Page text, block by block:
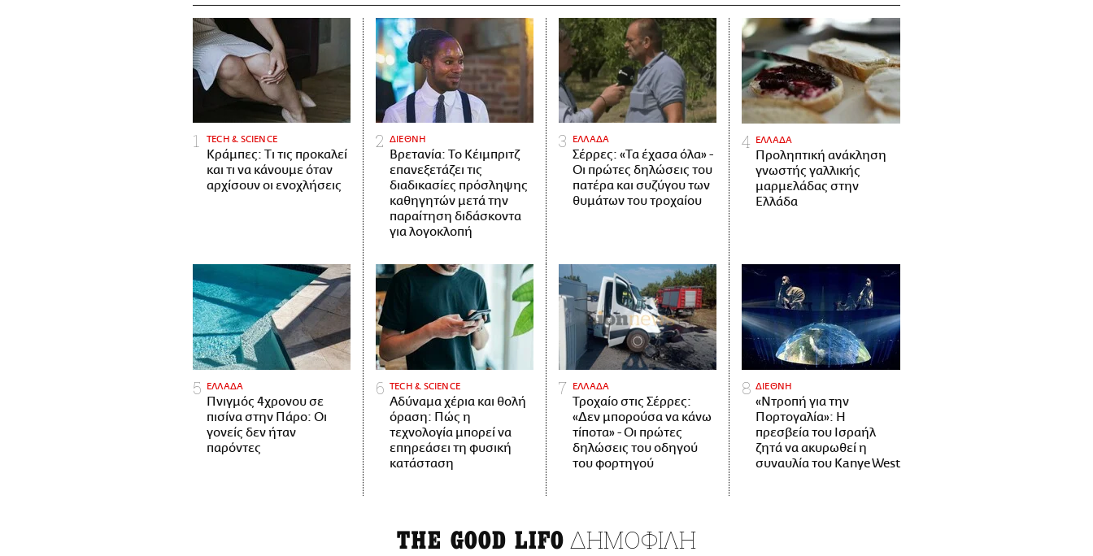
ΤECH & SCIENCE
Κράμπες: Τι τις προκαλεί
και τι να κάνουμε όταν
αρχίσουν οι ενοχλήσεις
ΔΙΕΘΝΗ
Βρετανία: Το Κέιμπριτζ
επανεξετάζει τις
διαδικασίες πρόσληψης
καθηγητών μετά την
παραίτηση διδάσκοντα
για λογοκλοπή
ΕΛΛΑΔΑ
Σέρρες: «Τα έχασα όλα» -
Οι πρώτες δηλώσεις του
πατέρα και συζύγου των
θυμάτων του τροχαίου
ΕΛΛΑΔΑ
Προληπτική ανάκληση
γνωστής γαλλικής
μαρμελάδας στην
Ελλάδα
ΕΛΛΑΔΑ
Πνιγμός 4χρονου σε
πισίνα στην Πάρο: Οι
γονείς δεν ήταν
παρόντες
ΤECH & SCIENCE
Αδύναμα χέρια και θολή
όραση: Πώς η
τεχνολογία μπορεί να
επηρεάσει τη φυσική
κατάσταση
ΕΛΛΑΔΑ
Τροχαίο στις Σέρρες:
«Δεν μπορούσα να κάνω
τίποτα» - Οι πρώτες
δηλώσεις του οδηγού
του φορτηγού
ΔΙΕΘΝΗ
«Ντροπή για την
Πορτογαλία»: Η
πρεσβεία του Ισραήλ
ζητά να ακυρωθεί η
συναυλία του Kanye West
THE GOOD LIFO ΔΗΜΟΦΙΛΗ